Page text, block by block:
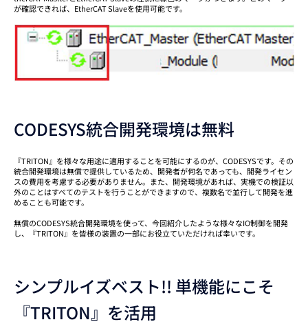
が確認できれば、EtherCAT Slaveを使用可能です。
CODESYS統合開発環境は無料
『TRITON』を様々な用途に適用することを可能にするのが、CODESYSです。その
統合開発環境は無償で提供しているため、開発者が何名であっても、開発ライセン
スの費用を考慮する必要がありません。また、開発環境があれば、実機での検証以
外のことはすべてのテストを行うことができますので、複数名で並行して開発を進
めることも可能です。
無償のCODESYS統合開発環境を使って、今回紹介したような様々なIO制御を開発
し、『TRITON』を皆様の装置の一部にお役立ていただければ幸いです。
シンプルイズベスト!! 単機能にこそ
『TRITON』を活用